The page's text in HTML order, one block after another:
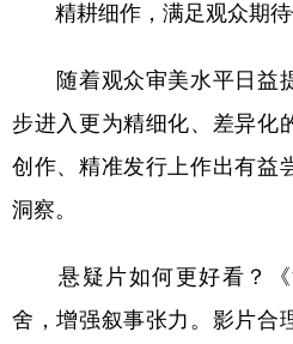
精耕细作，满足观众期
随着观众审美水平日益
步进入更为精细化、差异化
创作、精准发行上作出有益
洞察。
悬疑片如何更好看？《
舍，增强叙事张力。影片合